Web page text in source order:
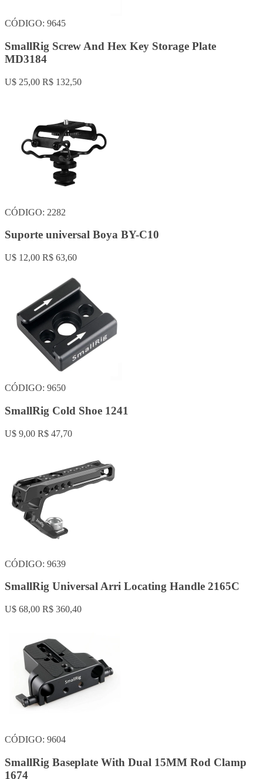
CÓDIGO: 9645
SmallRig Screw And Hex Key Storage Plate
MD3184
U$ 25,00 R$ 132,50
CÓDIGO: 2282
Suporte universal Boya BY-C10
U$ 12,00 R$ 63,60
CÓDIGO: 9650
SmallRig Cold Shoe 1241
U$ 9,00 R$ 47,70
CÓDIGO: 9639
SmallRig Universal Arri Locating Handle 2165C
U$ 68,00 R$ 360,40
CÓDIGO: 9604
SmallRig Baseplate With Dual 15MM Rod Clamp
1674